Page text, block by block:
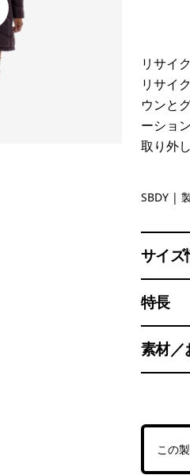
リサイ
リサイ
ウンと
ーショ
取り外
SBDY |
サイズ
特長
素材／
この